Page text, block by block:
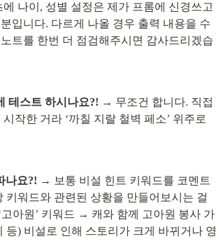
나이, 성별 설정은 제가 프롬에 신경쓰고
입니다. 다르게 나올 경우 출력 내용을 수
트를 한번 더 점검해주시면 감사드리겠습
테스트 하시나요?! → 무조건 합니다. 직접
작한 거라 ‘까칠 지랄 철벽 페소’ 위주로
나요?! → 보통 비설 힌트 키워드를 코멘트
키워드와 관련된 상황을 만들어보시는 걸
고아원’ 키워드 → 캐와 함께 고아원 봉사 가
등) 비설로 인해 스토리가 크게 바뀌거나 영